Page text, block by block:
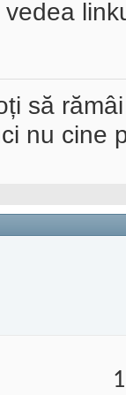
să
nu cine